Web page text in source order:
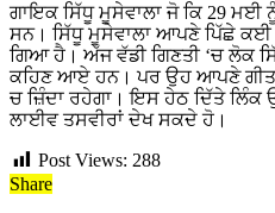
ਗਾਇਕ ਸਿੱਧੂ ਮੂਸੇਵਾਲਾ ਜੋ ਕਿ 29
ਸਨ। ਸਿੱਧੂ ਮੂਸੇਵਾਲਾ ਆਪਣੇ ਪਿੱਛੇ ਕਈ
ਗਿਆ ਹੈ। ਅੱਜ ਵੱਡੀ ਗਿਣਤੀ ‘ਚ ਲੋਕ
ਕਹਿਣ ਆਏ ਹਨ। ਪਰ ਉਹ ਆਪਣੇ
ਚ ਜ਼ਿੰਦਾ ਰਹੇਗਾ। ਇਸ ਹੇਠ ਦਿੱਤੇ
ਲਾਈਵ ਤਸਵੀਰਾਂ ਦੇਖ ਸਕਦੇ ਹੋ।
Post Views: 288
Share